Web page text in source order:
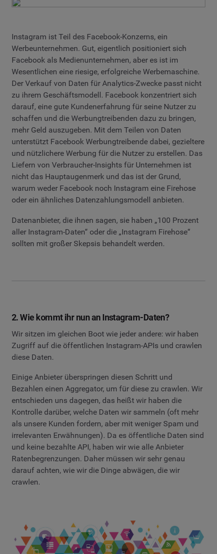
Instagram ist Teil des Facebook-Konzerns, ein
Werbeunternehmen. Gut, eigentlich positioniert sich
Facebook als Medienunternehmen, aber es ist im
Wesentlichen eine riesige, erfolgreiche Werbemaschine.
Der Verkauf von Daten für Analytics-Zwecke passt nicht
zu ihrem Geschäftsmodell. Facebook konzentriert sich
darauf, eine gute Kundenerfahrung für seine Nutzer zu
schaffen und die Werbungtreibenden dazu zu bringen,
mehr Geld auszugeben. Mit dem Teilen von Daten
unterstützt Facebook Werbungtreibende dabei, gezieltere
und nützlichere Werbung für die Nutzer zu erstellen. Das
Liefern von Verbraucher-Insights für Unternehmen ist
nicht das Hauptaugenmerk und das ist der Grund,
warum weder Facebook noch Instagram eine Firehose
oder ein ähnliches Datenzahlungsmodell anbieten.
Datenanbieter, die ihnen sagen, sie haben „100 Prozent
aller Instagram-Daten“ oder die „Instagram Firehose“
sollten mit großer Skepsis behandelt werden.
2. Wie kommt ihr nun an Instagram-Daten?
Wir sitzen im gleichen Boot wie jeder andere: wir haben
Zugriff auf die öffentlichen Instagram-APIs und crawlen
diese Daten.
Einige Anbieter überspringen diesen Schritt und
Bezahlen einen Aggregator, um für diese zu crawlen. Wir
entschieden uns dagegen, das heißt wir haben die
Kontrolle darüber, welche Daten wir sammeln (oft mehr
als unsere Kunden fordern, aber mit weniger Spam und
irrelevanten Erwähnungen). Da es öffentliche Daten sind
und keine bezahlte API, haben wir wie alle Anbieter
Ratenbegrenzungen. Daher müssen wir sehr genau
darauf achten, wie wir die Dinge abwägen, die wir
crawlen.